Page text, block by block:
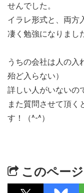
せんでした。
イラレ形式と、両方
凄く勉強になりまし
うちの会社は人の入
殆ど入らない）
詳しい人がいないの
また質問させて頂く
す！（^-^）
このペー